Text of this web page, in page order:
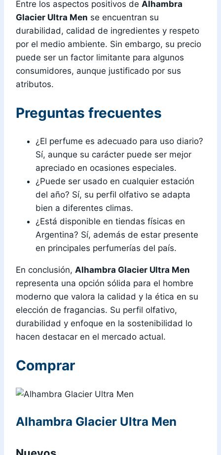
Entre los aspectos positivos de Alhambra
Glacier Ultra Men se encuentran su
durabilidad, calidad de ingredientes y respeto
por el medio ambiente. Sin embargo, su precio
puede ser un factor limitante para algunos
consumidores, aunque justificado por sus
atributos.
Preguntas frecuentes
¿El perfume es adecuado para uso diario?
Sí, aunque su carácter puede ser mejor
apreciado en ocasiones especiales.
¿Puede ser usado en cualquier estación
del año? Sí, su perfil olfativo se adapta
bien a diferentes climas.
¿Está disponible en tiendas físicas en
Argentina? Sí, además de estar presente
en principales perfumerías del país.
En conclusión, Alhambra Glacier Ultra Men
representa una opción sólida para el hombre
moderno que valora la calidad y la ética en su
elección de fragancias. Su perfil olfativo,
durabilidad y enfoque en la sostenibilidad lo
hacen destacar en el mercado actual.
Comprar
Alhambra Glacier Ultra Men